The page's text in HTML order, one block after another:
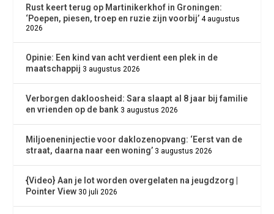
Rust keert terug op Martinikerkhof in Groningen:
‘Poepen, piesen, troep en ruzie zijn voorbij’ 4 augustus
2026
Opinie: Een kind van acht verdient een plek in de
maatschappij 3 augustus 2026
Verborgen dakloosheid: Sara slaapt al 8 jaar bij familie
en vrienden op de bank 3 augustus 2026
Miljoeneninjectie voor daklozenopvang: ‘Eerst van de
straat, daarna naar een woning’ 3 augustus 2026
{Video} Aan je lot worden overgelaten na jeugdzorg |
Pointer View 30 juli 2026